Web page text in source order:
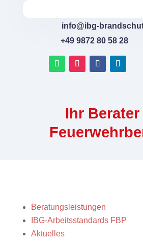
info@ibg-
+49 9872 80 58 28
Ihr Berater
Beratungsleistungen
IBG-Arbeitsstandards FBP
Aktuelles